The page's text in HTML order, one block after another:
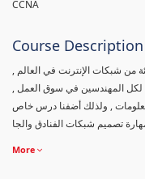
CCNA
Course Description
من شبكات الإنترنت في العالم ,
لكل المهندسين في سوق العمل ,
, ولذلك أضفنا درس خاص
تصميم شبكات الفنادق والجا
More